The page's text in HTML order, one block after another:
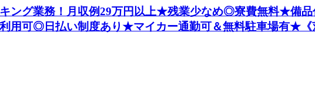
ング業務！月収例29万円以上★残業少なめ◎寮費無料★備
用可◎日払い制度あり★マイカー通勤可＆無料駐車場有★《